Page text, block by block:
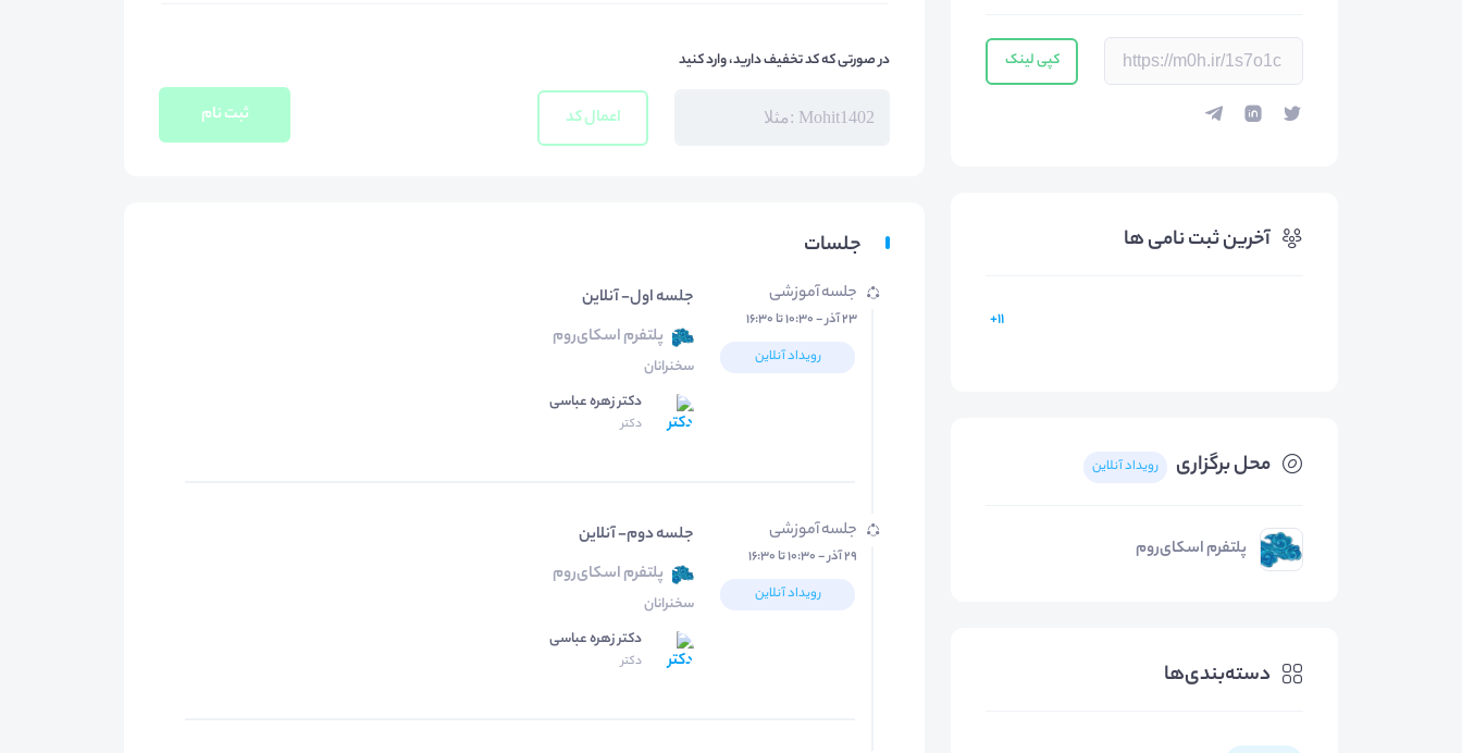
کپی لینک
آخرین ثبت نامی ها
11+
محل برگزاری رویداد آنلاین
پلتفرم اسکای‌روم
دسته‌بندی‌ها
در صورتی که کد تخفیف دارید، وارد کنید
اعمال کد ثبت نام
جلسات
جلسه آموزشی
۲۳ آذر - ۱۰:۳۰ تا ۱۶:۳۰
رویداد آنلاین
جلسه اول- آنلاین
پلتفرم اسکای‌روم
سخنرانان
دکتر زهره عباسی
دکتر
جلسه آموزشی
۲۹ آذر - ۱۰:۳۰ تا ۱۶:۳۰
رویداد آنلاین
جلسه دوم- آنلاین
پلتفرم اسکای‌روم
سخنرانان
دکتر زهره عباسی
دکتر